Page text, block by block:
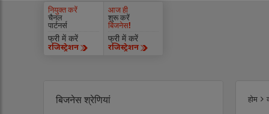
नियुक्त करें
चैनल
पार्टनर्स
फ्री में करें
रजिस्ट्रेशन
आज ही
शुरू करें
बिजनेस!
फ्री में करें
रजिस्ट्रेशन
बिजनेस श्रेणियां होम